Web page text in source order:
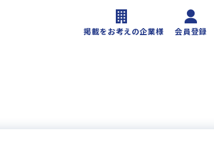
掲載をお考えの企業様 会員登録